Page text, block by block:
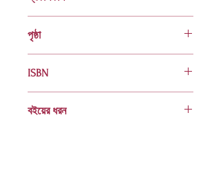
পৃষ্ঠা
ISBN
বইয়ের ধরন